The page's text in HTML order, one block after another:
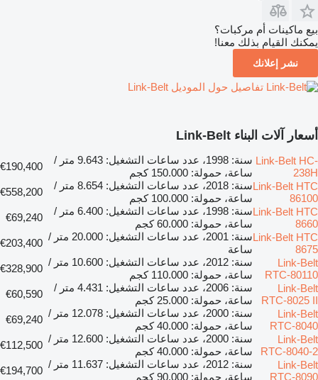
بيع ماكينات أم مركبات؟
يمكنك القيام بذلك معنا!
نشر إعلانك
تفاصيل حول الموديل Link-Belt
أسعار آلات البناء Link-Belt
Link-Belt HC-
238H
سنة: 1998، عدد ساعات التشغيل: 9.643 متر /
ساعة، حمولة: 150.000 كجم
€190,400
Link-Belt HTC
86100
سنة: 2018، عدد ساعات التشغيل: 8.654 متر /
ساعة، حمولة: 100.000 كجم
€558,200
Link-Belt HTC
8660
سنة: 1998، عدد ساعات التشغيل: 6.400 متر /
ساعة، حمولة: 60.000 كجم
€69,240
Link-Belt HTC
8675
سنة: 2001، عدد ساعات التشغيل: 20.000 متر /
ساعة
€203,400
Link-Belt
RTC-80110
سنة: 2012، عدد ساعات التشغيل: 10.600 متر /
ساعة، حمولة: 110.000 كجم
€328,900
Link-Belt
RTC-8025 II
سنة: 2006، عدد ساعات التشغيل: 4.431 متر /
ساعة، حمولة: 25.000 كجم
€60,590
Link-Belt
RTC-8040
سنة: 2000، عدد ساعات التشغيل: 12.078 متر /
ساعة، حمولة: 40.000 كجم
€69,240
Link-Belt
RTC-8040-2
سنة: 2000، عدد ساعات التشغيل: 12.600 متر /
ساعة، حمولة: 40.000 كجم
€112,500
Link-Belt
RTC-8090
سنة: 2012، عدد ساعات التشغيل: 11.637 متر /
ساعة، حمولة: 90.000 كجم
€194,700